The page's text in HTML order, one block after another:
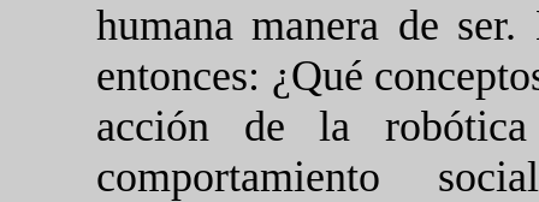
humana manera de
entonces: ¿Qué
acción de la
comportamiento